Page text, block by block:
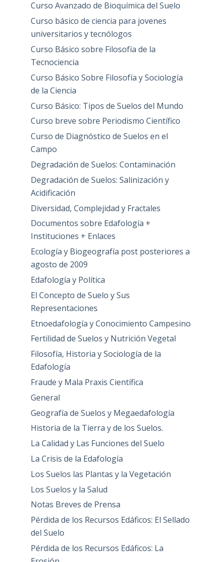
Curso Avanzado de Bioquímica del Suelo
Curso básico de ciencia para jovenes
universitarios y tecnólogos
Curso Básico sobre Filosofía de la
Tecnociencia
Curso Básico Sobre Filosofía y Sociología
de la Ciencia
Curso Básico: Tipos de Suelos del Mundo
Curso breve sobre Periodismo Científico
Curso de Diagnóstico de Suelos en el
Campo
Degradación de Suelos: Contaminación
Degradación de Suelos: Salinización y
Acidificación
Diversidad, Complejidad y Fractales
Documentos sobre Edafología +
Instituciones + Enlaces
Ecología y Biogeografía post posteriores a
agosto de 2009
Edafología y Política
El Concepto de Suelo y Sus
Representaciones
Etnoedafología y Conocimiento Campesino
Fertilidad de Suelos y Nutrición Vegetal
Filosofía, Historia y Sociología de la
Edafología
Fraude y Mala Praxis Científica
General
Geografía de Suelos y Megaedafología
Historia de la Tierra y de los Suelos.
La Calidad y Las Funciones del Suelo
La Crisis de la Edafología
Los Suelos las Plantas y la Vegetación
Los Suelos y la Salud
Notas Breves de Prensa
Pérdida de los Recursos Edáficos: El Sellado
del Suelo
Pérdida de los Recursos Edáficos: La